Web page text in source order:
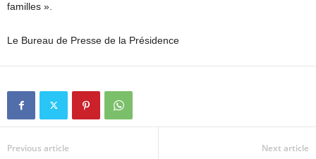
familles ».
Le Bureau de Presse de la Présidence
Previous article Next article